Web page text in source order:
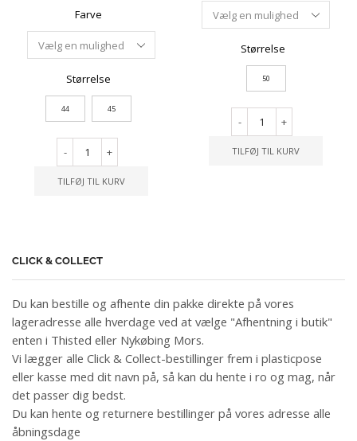
Farve
Størrelse
44 45
- +
TILFØJ TIL KURV
Størrelse
50
- +
TILFØJ TIL KURV
CLICK & COLLECT
Du kan bestille og afhente din pakke direkte på vores
lageradresse alle hverdage ved at vælge "Afhentning i butik"
enten i Thisted eller Nykøbing Mors.
Vi lægger alle Click & Collect-bestillinger frem i plasticpose
eller kasse med dit navn på, så kan du hente i ro og mag, når
det passer dig bedst.
Du kan hente og returnere bestillinger på vores adresse alle
åbningsdage